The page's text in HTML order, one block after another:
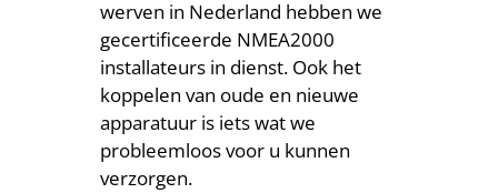
werven in Nederland hebben we
gecertificeerde NMEA2000
installateurs in dienst. Ook het
koppelen van oude en nieuwe
apparatuur is iets wat we
probleemloos voor u kunnen
verzorgen.